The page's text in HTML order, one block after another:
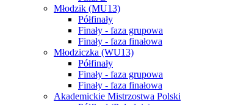
Młodzik (MU13)
Półfinały
Finały - faza grupowa
Finały - faza finałowa
Młodziczka (WU13)
Półfinały
Finały - faza grupowa
Finały - faza finałowa
Akademickie Mistrzostwa Polski